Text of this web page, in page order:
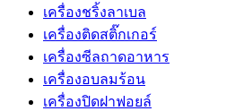
เครื่องชริ้งลาเบล
เครื่องติดสติ๊กเกอร์
เครื่องซีลถาดอาหาร
เครื่องอบลมร้อน
เครื่องปิดฝาฟอยล์